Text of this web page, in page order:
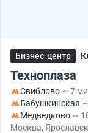
Бизнес-центр
Техноплаза
Свиблово ~ 7
Бабушкинская
Медведково ~
Москва,